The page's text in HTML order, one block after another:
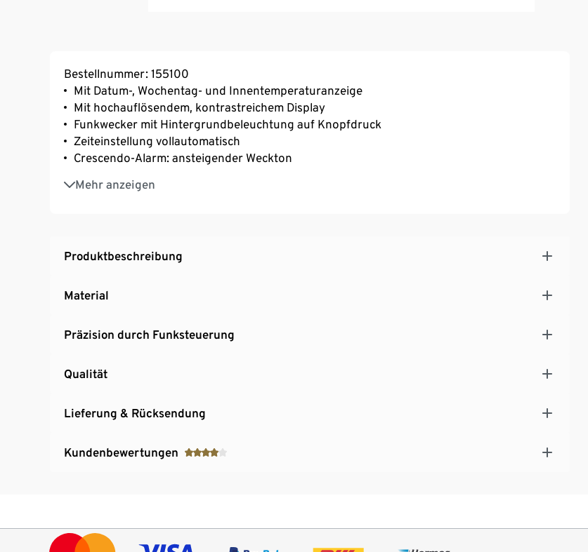
Bestellnummer: 155100
Mit Datum-, Wochentag- und Innentemperaturanzeige
Mit hochauflösendem, kontrastreichem Display
Funkwecker mit Hintergrundbeleuchtung auf Knopfdruck
Zeiteinstellung vollautomatisch
Crescendo-Alarm: ansteigender Weckton
Mehr anzeigen
Mit Snooze-Funktion
Produktbeschreibung
Material
Präzision durch Funksteuerung
Qualität
Lieferung & Rücksendung
Kundenbewertungen